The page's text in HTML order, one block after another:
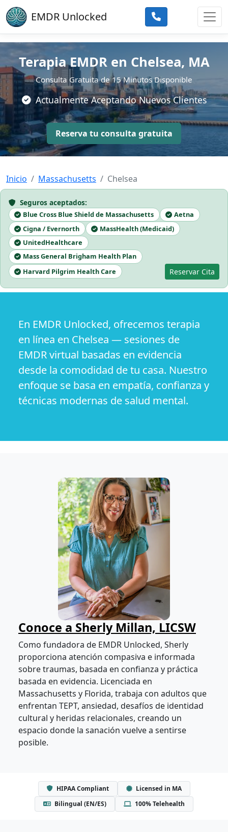
Skip to main content
EMDR Unlocked
Terapia EMDR en Chelsea, MA
Consulta Gratuita de 15 Minutos Disponible
Actualmente Aceptando Nuevos Clientes
Reserva tu consulta gratuita
Inicio Massachusetts Chelsea
Seguros aceptados:
Blue Cross Blue Shield de Massachusetts
Aetna
Cigna / Evernorth
MassHealth (Medicaid)
UnitedHealthcare
Mass General Brigham Health Plan
Harvard Pilgrim Health Care
Reservar Cita
En EMDR Unlocked, ofrecemos terapia
en línea en Chelsea — sesiones de
EMDR virtual basadas en evidencia
desde la comodidad de tu casa. Nuestro
enfoque se basa en empatía, confianza y
técnicas modernas de salud mental.
Conoce a Sherly Millan, LICSW
Como fundadora de EMDR Unlocked, Sherly
proporciona atención compasiva e informada
sobre traumas, basada en confianza y práctica
basada en evidencia. Licenciada en
Massachusetts y Florida, trabaja con adultos que
enfrentan TEPT, ansiedad, desafíos de identidad
cultural y heridas relacionales, creando un
espacio donde la sanación vuelve a sentirse
posible.
HIPAA Compliant
Licensed in MA
Bilingual (EN/ES)
100% Telehealth